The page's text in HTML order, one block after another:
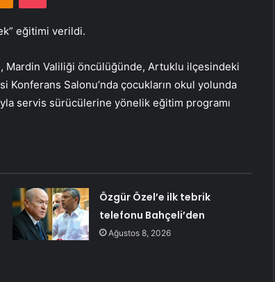
eğitimi verildi.
Mardin Valiliği öncülüğünde, Artuklu ilçesindeki
Konferans Salonu’nda çocukların okul yolunda
servis sürücülerine yönelik eğitim programı
Özgür Özel’e ilk tebrik
telefonu Bahçeli’den
Ağustos 8, 2026